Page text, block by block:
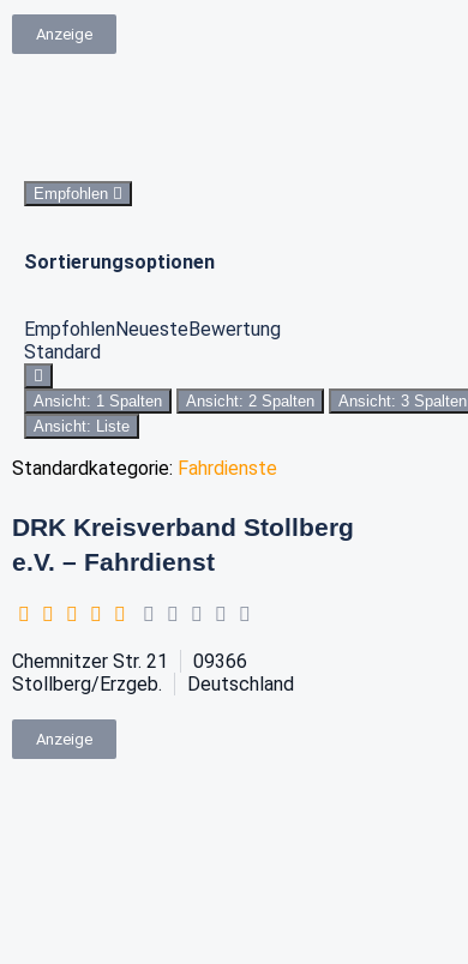
Anzeige
Empfohlen
Sortierungsoptionen
EmpfohlenNeuesteBewertung
Standard
Ansicht: 1 Spalten Ansicht: 2 Spalten Ansicht: 3 Spalten
Ansicht: Liste
Standardkategorie: Fahrdienste
DRK Kreisverband Stollberg
e.V. – Fahrdienst
Chemnitzer Str. 21
09366
Stollberg/Erzgeb.
Deutschland
Anzeige